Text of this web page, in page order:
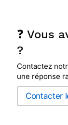
❓ Vous
?
Contactez
une réponse
Contacter